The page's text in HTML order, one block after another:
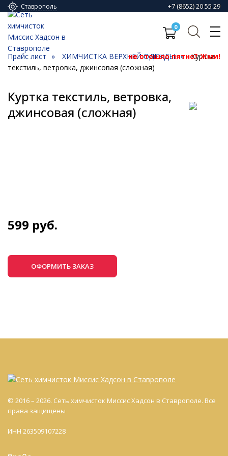
+7 (8652) 20 55 29
Ставрополь
0
не отошло пятно? Жми!
Прайс лист ХИМЧИСТКА ВЕРХНЕЙ ОДЕЖДЫ
Куртка
текстиль, ветровка, джинсовая (сложная)
Куртка текстиль, ветровка,
джинсовая (сложная)
599 руб.
ОФОРМИТЬ ЗАКАЗ
© 2016 – 2026. Сеть химчисток Миссис Хадсон в Ставрополе. Все
права защищены
ИНН 263509107228